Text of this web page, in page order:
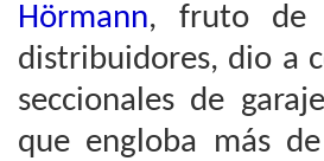
Hörmann, fruto de
distribuidores, dio a
seccionales de
que engloba más